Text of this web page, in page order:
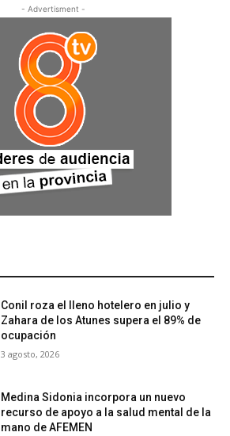
- Advertisment -
Conil roza el lleno hotelero en julio y
Zahara de los Atunes supera el 89% de
ocupación
3 agosto, 2026
Medina Sidonia incorpora un nuevo
recurso de apoyo a la salud mental de la
mano de AFEMEN